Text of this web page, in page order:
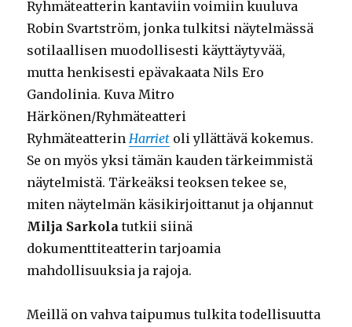
Ryhmäteatterin kantaviin voimiin kuuluva
Robin Svartström, jonka tulkitsi näytelmässä
sotilaallisen muodollisesti käyttäytyvää,
mutta henkisesti epävakaata Nils Ero
Gandolinia. Kuva Mitro
Härkönen/Ryhmäteatteri
Ryhmäteatterin Harriet oli yllättävä kokemus.
Se on myös yksi tämän kauden tärkeimmistä
näytelmistä. Tärkeäksi teoksen tekee se,
miten näytelmän käsikirjoittanut ja ohjannut
Milja Sarkola tutkii siinä
dokumenttiteatterin tarjoamia
mahdollisuuksia ja rajoja.
Meillä on vahva taipumus tulkita todellisuutta